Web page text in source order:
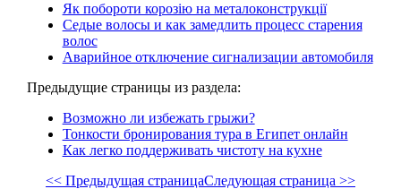
Як побороти корозію на металоконструкції
Седые волосы и как замедлить процесс старения
волос
Аварийное отключение сигнализации автомобиля
Предыдущие страницы из раздела:
Возможно ли избежать грыжи?
Тонкости бронирования тура в Египет онлайн
Как легко поддерживать чистоту на кухне
<< Предыдущая страницаСледующая страница >>